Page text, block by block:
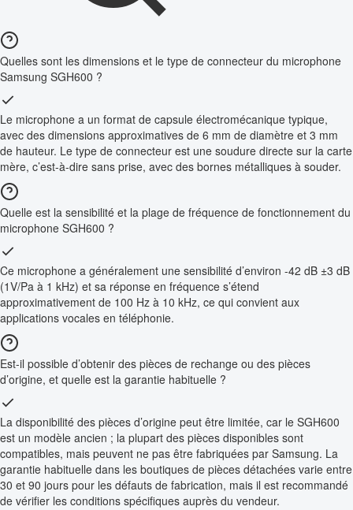
Quelles sont les dimensions et le type de connecteur du microphone
Samsung SGH600 ?
Le microphone a un format de capsule électromécanique typique,
avec des dimensions approximatives de 6 mm de diamètre et 3 mm
de hauteur. Le type de connecteur est une soudure directe sur la carte
mère, c’est-à-dire sans prise, avec des bornes métalliques à souder.
Quelle est la sensibilité et la plage de fréquence de fonctionnement du
microphone SGH600 ?
Ce microphone a généralement une sensibilité d’environ -42 dB ±3 dB
(1V/Pa à 1 kHz) et sa réponse en fréquence s’étend
approximativement de 100 Hz à 10 kHz, ce qui convient aux
applications vocales en téléphonie.
Est-il possible d’obtenir des pièces de rechange ou des pièces
d’origine, et quelle est la garantie habituelle ?
La disponibilité des pièces d’origine peut être limitée, car le SGH600
est un modèle ancien ; la plupart des pièces disponibles sont
compatibles, mais peuvent ne pas être fabriquées par Samsung. La
garantie habituelle dans les boutiques de pièces détachées varie entre
30 et 90 jours pour les défauts de fabrication, mais il est recommandé
de vérifier les conditions spécifiques auprès du vendeur.